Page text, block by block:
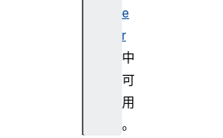
e
r
中
可
用
。